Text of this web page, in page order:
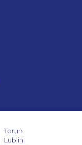
Toruń
Lublin